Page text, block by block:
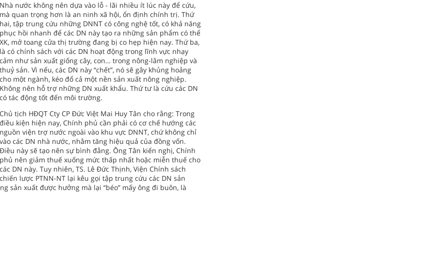
Nhà nước không nên dựa vào lỗ - lãi nhiều ít lúc này để cứu,
mà quan trọng hơn là an ninh xã hội, ổn định chính trị. Thứ
hai, tập trung cứu những DNNT có công nghệ tốt, có khả năng
phục hồi nhanh để các DN này tạo ra những sản phẩm có thể
XK, mở toang cửa thị trường đang bị co hẹp hiện nay. Thứ ba,
là có chính sách với các DN hoạt động trong lĩnh vực nhạy
cảm như sản xuất giống cây, con… trong nông-lâm nghiệp và
thuỷ sản. Vì nếu, các DN này “chết”, nó sẽ gây khủng hoảng
cho một ngành, kéo đổ cả một nền sản xuất nông nghiệp.
Không nên hỗ trợ những DN xuất khẩu. Thứ tư là cứu các DN
có tác động tốt đến môi trường.
Chủ tịch HĐQT Cty CP Đức Việt Mai Huy Tân cho rằng: Trong
điều kiện hiện nay, Chính phủ cần phải có cơ chế hướng các
nguồn viện trợ nước ngoài vào khu vực DNNT, chứ không chỉ
vào các DN nhà nước, nhằm tăng hiệu quả của đồng vốn.
Điều này sẽ tạo nên sự bình đẳng. Ông Tân kiến nghị, Chính
phủ nên giảm thuế xuống mức thấp nhất hoặc miễn thuế cho
các DN này. Tuy nhiên, TS. Lê Đức Thịnh, Viện Chính sách
chiến lược PTNN-NT lại kêu gọi tập trung cứu các DN sản
sản xuất được hưởng mà lại “béo” mấy ông đi buôn, là